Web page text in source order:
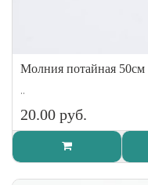
Молния потайная
..
20.00 руб.